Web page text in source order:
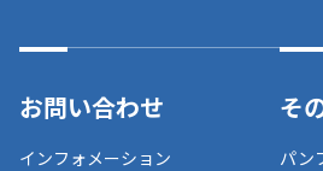
お問い合わせ
インフォメーション
そ
パン